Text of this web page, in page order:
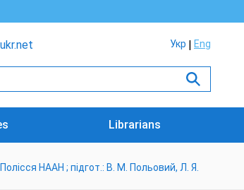
Укр Eng
Librarians
НААН ; підгот.: В. М. Польовий, Л. Я.